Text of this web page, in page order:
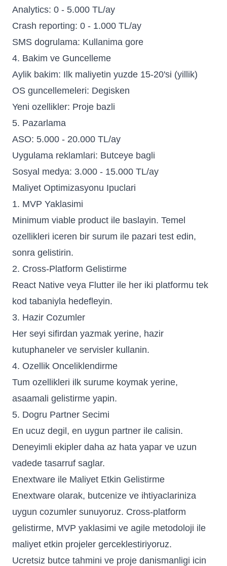
Analytics: 0 - 5.000 TL/ay
Crash reporting: 0 - 1.000 TL/ay
SMS dogrulama: Kullanima gore
4. Bakim ve Guncelleme
Aylik bakim: Ilk maliyetin yuzde 15-20'si (yillik)
OS guncellemeleri: Degisken
Yeni ozellikler: Proje bazli
5. Pazarlama
ASO: 5.000 - 20.000 TL/ay
Uygulama reklamlari: Butceye bagli
Sosyal medya: 3.000 - 15.000 TL/ay
Maliyet Optimizasyonu Ipuclari
1. MVP Yaklasimi
Minimum viable product ile baslayin. Temel
ozellikleri iceren bir surum ile pazari test edin,
sonra gelistirin.
2. Cross-Platform Gelistirme
React Native veya Flutter ile her iki platformu tek
kod tabaniyla hedefleyin.
3. Hazir Cozumler
Her seyi sifirdan yazmak yerine, hazir
kutuphaneler ve servisler kullanin.
4. Ozellik Onceliklendirme
Tum ozellikleri ilk surume koymak yerine,
asaamali gelistirme yapin.
5. Dogru Partner Secimi
En ucuz degil, en uygun partner ile calisin.
Deneyimli ekipler daha az hata yapar ve uzun
vadede tasarruf saglar.
Enextware ile Maliyet Etkin Gelistirme
Enextware olarak, butcenize ve ihtiyaclariniza
uygun cozumler sunuyoruz. Cross-platform
gelistirme, MVP yaklasimi ve agile metodoloji ile
maliyet etkin projeler gerceklestiriyoruz.
Ucretsiz butce tahmini ve proje danismanligi icin